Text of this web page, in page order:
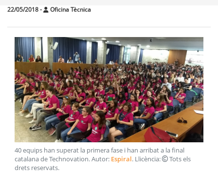
22/05/2018- Oficina Tècnica
40 equips han superat la primera fase i han arribat a la final
catalana de Technovation. Autor: Espiral. Llicència:
Tots els
drets reservats.